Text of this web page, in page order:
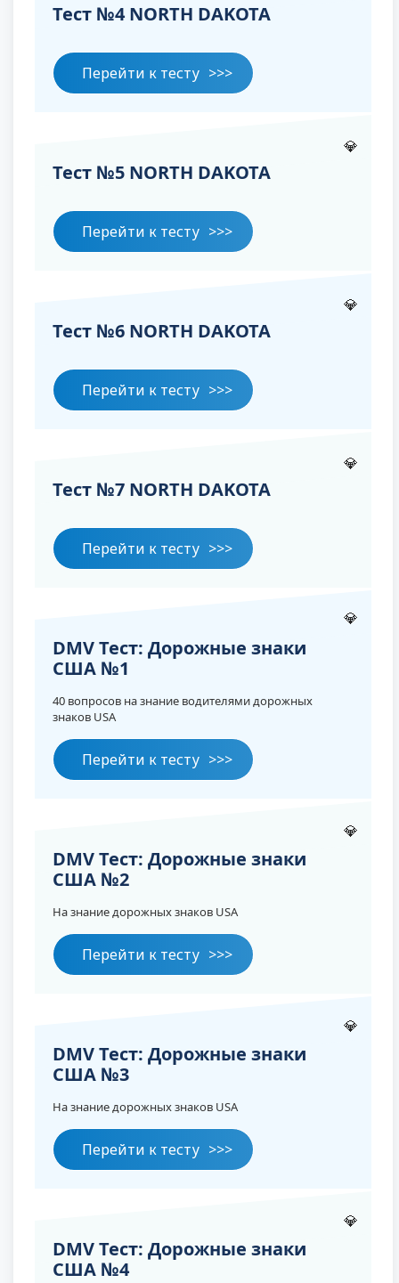
Тест №4 NORTH DAKOTA
Перейти к тесту
💎
Тест №5 NORTH DAKOTA
Перейти к тесту
💎
Тест №6 NORTH DAKOTA
Перейти к тесту
💎
Тест №7 NORTH DAKOTA
Перейти к тесту
💎
DMV Тест: Дорожные знаки
США №1
40 вопросов на знание водителями дорожных
знаков USA
Перейти к тесту
💎
DMV Тест: Дорожные знаки
США №2
На знание дорожных знаков USA
Перейти к тесту
💎
DMV Тест: Дорожные знаки
США №3
На знание дорожных знаков USA
Перейти к тесту
💎
DMV Тест: Дорожные знаки
США №4